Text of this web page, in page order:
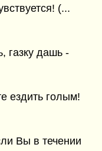
(...
газку дашь -
ездить голым!
Вы в течении